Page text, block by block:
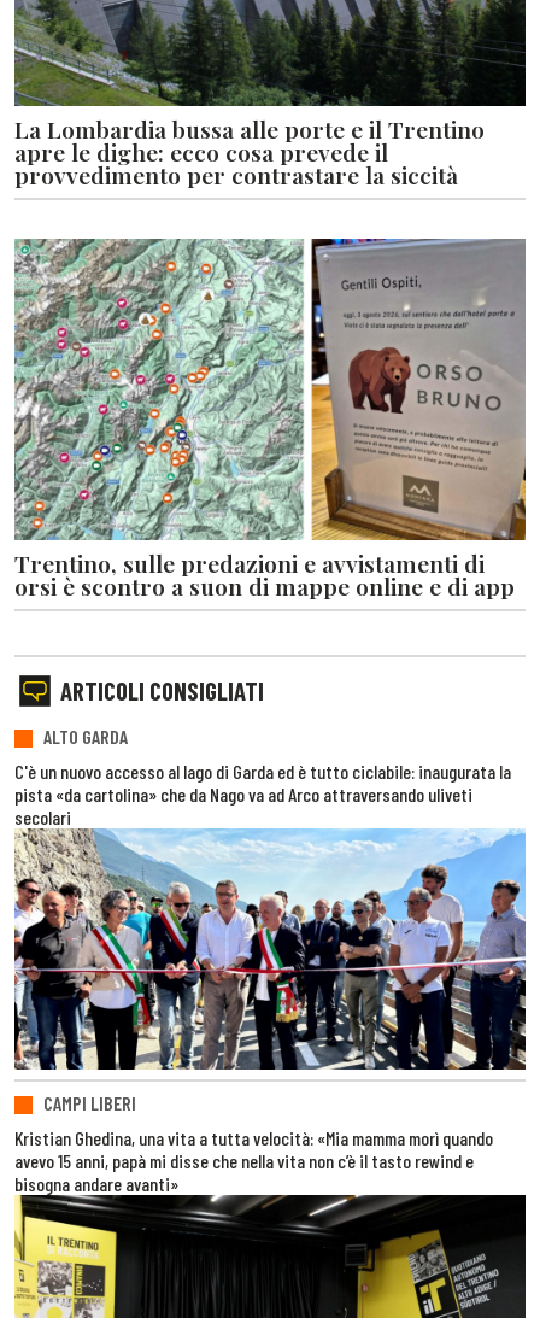
La Lombardia bussa alle porte e il Trentino
apre le dighe: ecco cosa prevede il
provvedimento per contrastare la siccità
Trentino, sulle predazioni e avvistamenti di
orsi è scontro a suon di mappe online e di app
ARTICOLI CONSIGLIATI
ALTO GARDA
C'è un nuovo accesso al lago di Garda ed è tutto ciclabile: inaugurata la
pista «da cartolina» che da Nago va ad Arco attraversando uliveti
secolari
CAMPI LIBERI
Kristian Ghedina, una vita a tutta velocità: «Mia mamma morì quando
avevo 15 anni, papà mi disse che nella vita non c’è il tasto rewind e
bisogna andare avanti»